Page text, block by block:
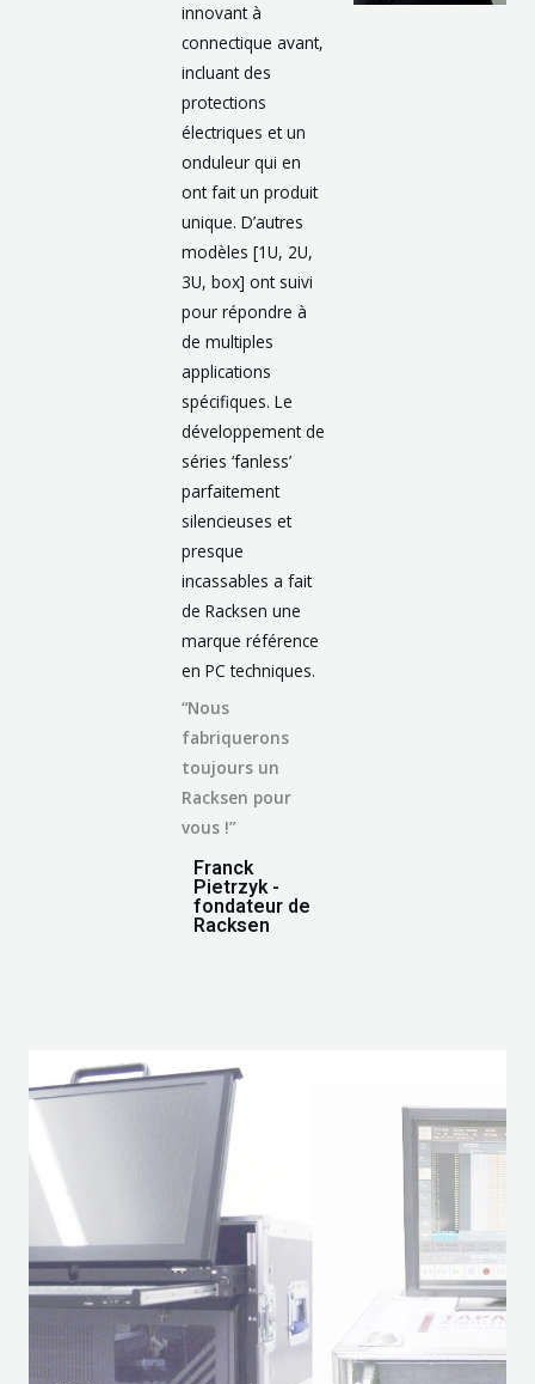
innovant à
connectique avant,
incluant des
protections
électriques et un
onduleur qui en
ont fait un produit
unique. D’autres
modèles [1U, 2U,
3U, box] ont suivi
pour répondre à
de multiples
applications
spécifiques. Le
développement de
séries ‘fanless’
parfaitement
silencieuses et
presque
incassables a fait
de Racksen une
marque référence
en PC techniques.
“Nous
fabriquerons
toujours un
Racksen pour
vous !”
Franck
Pietrzyk -
fondateur de
Racksen